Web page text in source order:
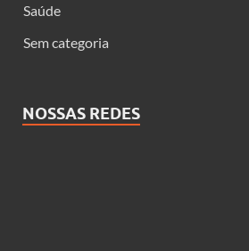
Saúde
Sem categoria
NOSSAS REDES